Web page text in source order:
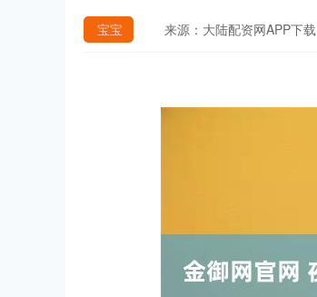
宝宝 来源：大陆配资网APP下载